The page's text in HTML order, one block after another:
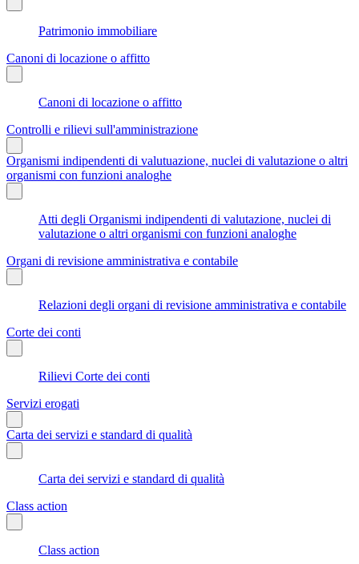
Patrimonio immobiliare
Canoni di locazione o affitto
Canoni di locazione o affitto
Controlli e rilievi sull'amministrazione
Organismi indipendenti di valutuazione, nuclei di valutazione o altri
organismi con funzioni analoghe
Atti degli Organismi indipendenti di valutazione, nuclei di
valutazione o altri organismi con funzioni analoghe
Organi di revisione amministrativa e contabile
Relazioni degli organi di revisione amministrativa e contabile
Corte dei conti
Rilievi Corte dei conti
Servizi erogati
Carta dei servizi e standard di qualità
Carta dei servizi e standard di qualità
Class action
Class action